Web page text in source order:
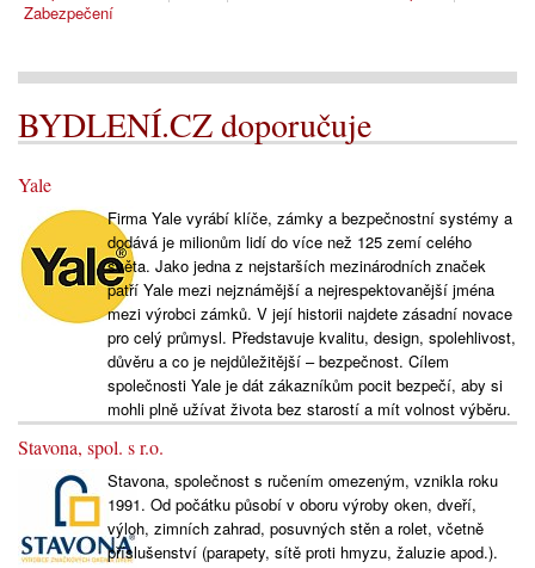
Zabezpečení
BYDLENÍ.CZ doporučuje
Yale
Firma Yale vyrábí klíče, zámky a bezpečnostní systémy a
dodává je milionům lidí do více než 125 zemí celého
světa. Jako jedna z nejstarších mezinárodních značek
patří Yale mezi nejznámější a nejrespektovanější jména
mezi výrobci zámků. V její historii najdete zásadní novace
pro celý průmysl. Představuje kvalitu, design, spolehlivost,
důvěru a co je nejdůležitější – bezpečnost. Cílem
společnosti Yale je dát zákazníkům pocit bezpečí, aby si
mohli plně užívat života bez starostí a mít volnost výběru.
Stavona, spol. s r.o.
Stavona, společnost s ručením omezeným, vznikla roku
1991. Od počátku působí v oboru výroby oken, dveří,
výloh, zimních zahrad, posuvných stěn a rolet, včetně
příslušenství (parapety, sítě proti hmyzu, žaluzie apod.).